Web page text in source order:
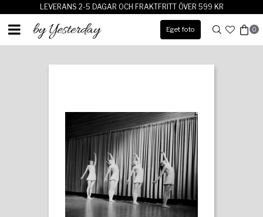
LEVERANS 2-5 DAGAR OCH FRAKTFRITT ÖVER 599 KR
Eget foto 0